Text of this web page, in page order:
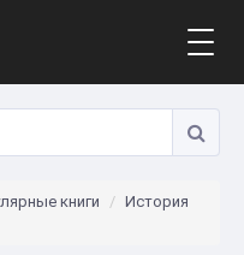
книги
История